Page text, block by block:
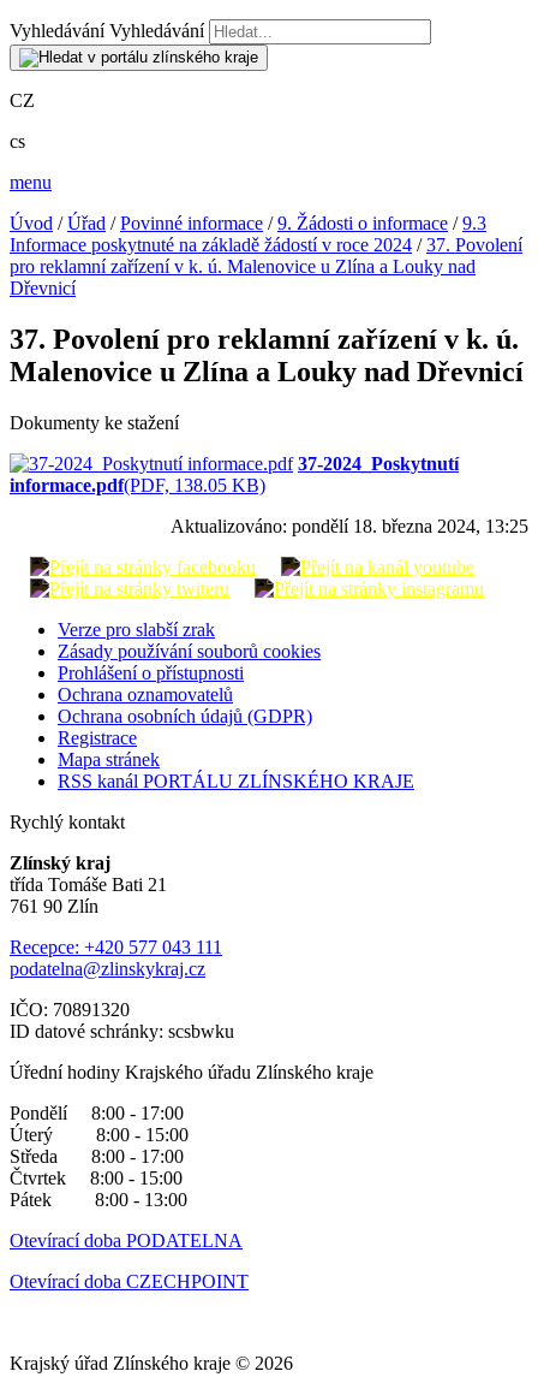
Vyhledávání Vyhledávání
CZ
cs
menu
Úvod /Úřad /Povinné informace /9. Žádosti o informace /9.3
Informace poskytnuté na základě žádostí v roce 2024 /37. Povolení
pro reklamní zařízení v k. ú. Malenovice u Zlína a Louky nad
Dřevnicí
37. Povolení pro reklamní zařízení v k. ú.
Malenovice u Zlína a Louky nad Dřevnicí
Dokumenty ke stažení
37-2024_Poskytnutí
informace.pdf(PDF, 138.05 KB)
Aktualizováno: pondělí 18. března 2024, 13:25
Verze pro slabší zrak
Zásady používání souborů cookies
Prohlášení o přístupnosti
Ochrana oznamovatelů
Ochrana osobních údajů (GDPR)
Registrace
Mapa stránek
RSS kanál PORTÁLU ZLÍNSKÉHO KRAJE
Rychlý kontakt
Zlínský kraj
třída Tomáše Bati 21
761 90 Zlín
Recepce: +420 577 043 111
podatelna@zlinskykraj.cz
IČO: 70891320
ID datové schránky: scsbwku
Úřední hodiny Krajského úřadu Zlínského kraje
Pondělí 8:00 - 17:00
Úterý 8:00 - 15:00
Středa 8:00 - 17:00
Čtvrtek 8:00 - 15:00
Pátek 8:00 - 13:00
Otevírací doba PODATELNA
Otevírací doba CZECHPOINT
Krajský úřad Zlínského kraje © 2026